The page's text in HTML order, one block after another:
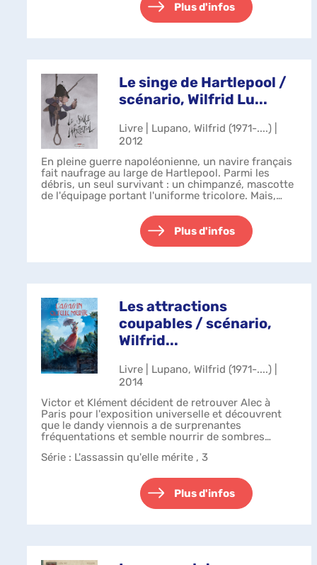
Plus d'infos
Le singe de Hartlepool /
scénario, Wilfrid Lu...
Livre | Lupano, Wilfrid (1971-....) |
2012
En pleine guerre napoléonienne, un navire français
fait naufrage au large de Hartlepool. Parmi les
débris, un seul survivant : un chimpanzé, mascotte
de l'équipage portant l'uniforme tricolore. Mais,
Plus d'infos
Les attractions
coupables / scénario,
Wilfrid...
Livre | Lupano, Wilfrid (1971-....) |
2014
Victor et Klément décident de retrouver Alec à
Paris pour l'exposition universelle et découvrent
que le dandy viennois a de surprenantes
fréquentations et semble nourrir de sombres
Série : L'assassin qu'elle mérite , 3
Plus d'infos